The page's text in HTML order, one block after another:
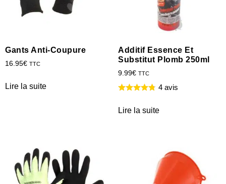
Gants Anti-Coupure
16.95€ TTC
Lire la suite
Additif Essence Et
Substitut Plomb 250ml
9.99€ TTC
4 avis
Lire la suite